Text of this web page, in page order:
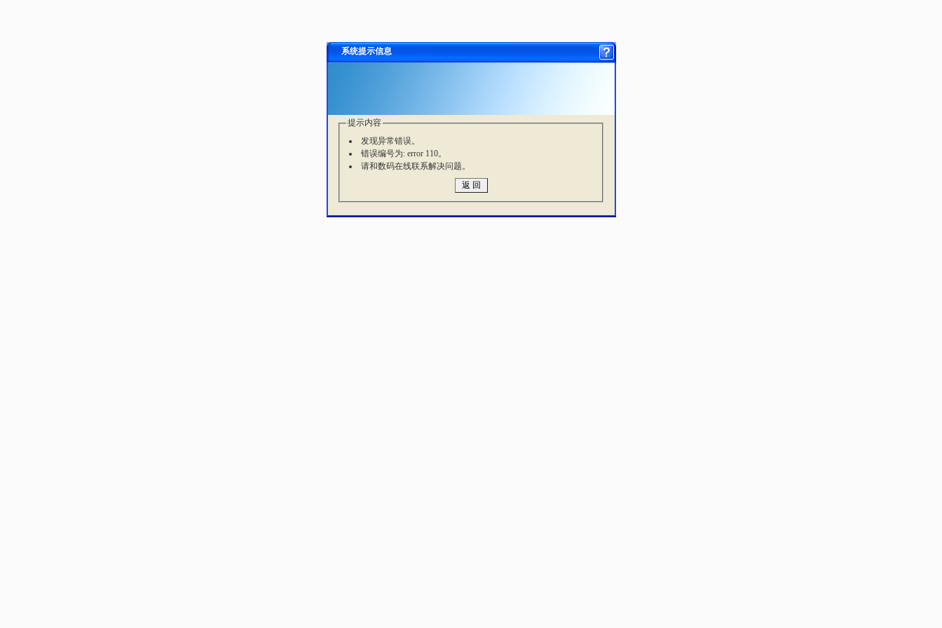
系统提示信息
提示内容
发现异常错误。
错误编号为: error 110。
请和数码在线联系解决问题。